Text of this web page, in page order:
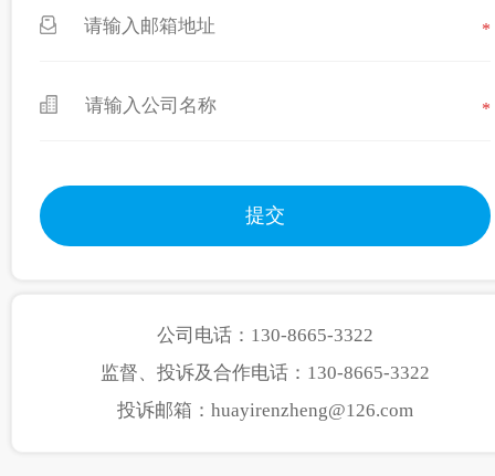
*
*
公司电话：130-8665-3322
监督、投诉及合作电话：130-8665-3322
投诉邮箱：huayirenzheng@126.com